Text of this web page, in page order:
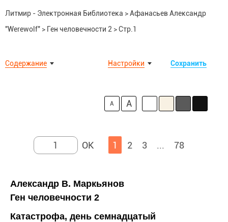
Литмир - Электронная Библиотека >Афанасьев Александр
"Werewolf" > Ген человечности 2 >Стр.1
Содержание Сохранить
Настройки
A A
1 2 3 ... 78
Александр В. Маркьянов
Ген человечности 2
Катастрофа, день семнадцатый